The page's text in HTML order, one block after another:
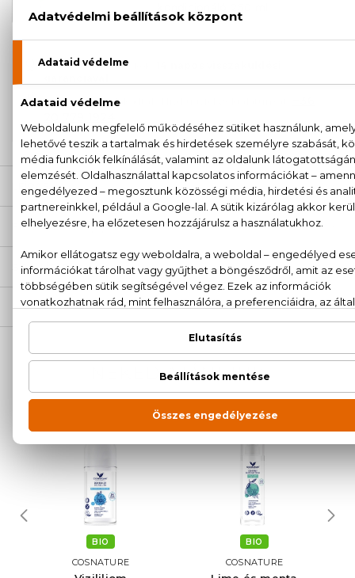
100% eredeti termékek,
Kérdésed van, elakadtál? Hívd ügyfélszolgálatunkat:
ÉRTÉKELÉSEK (0)
SZÁLLÍTÁS
NEKED AJÁNLJUK
BIO
COSNATURE
BIO
COSNATURE